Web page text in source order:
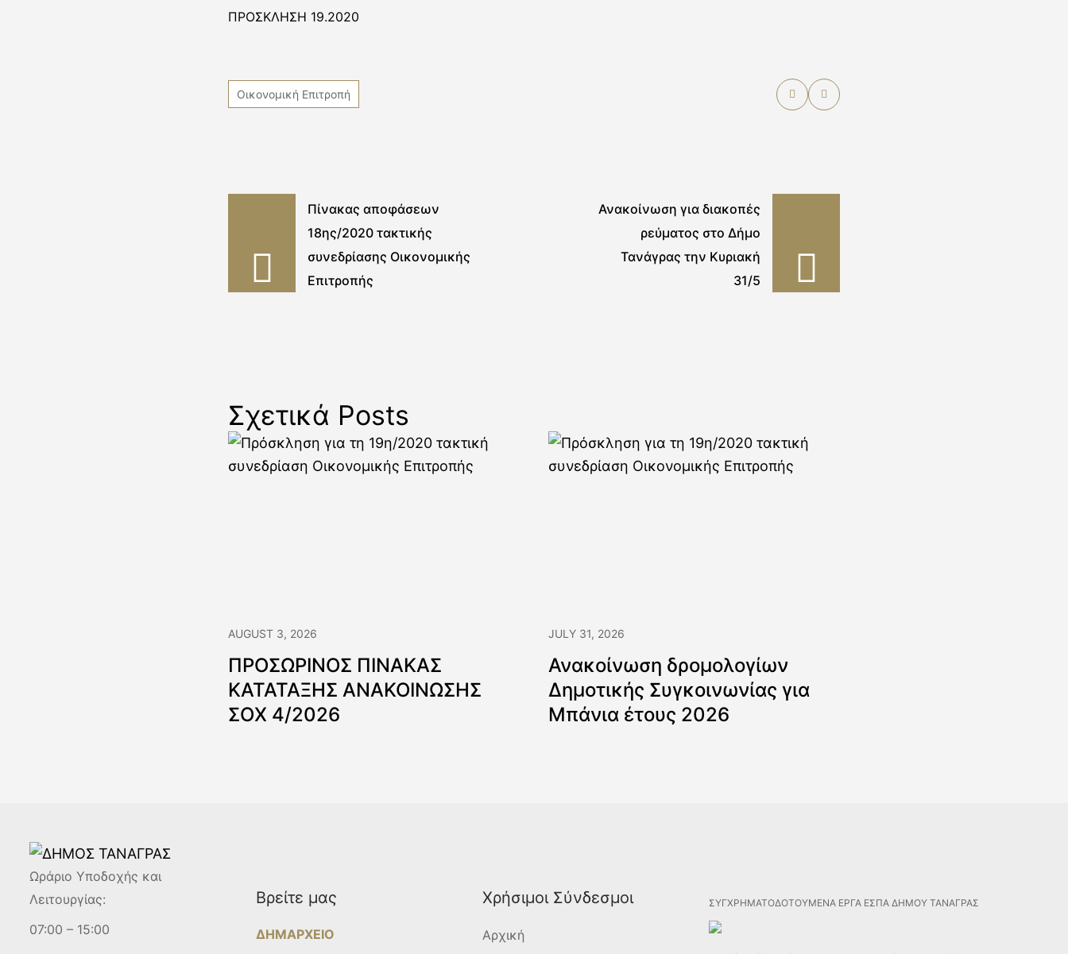
ΠΡΟΣΚΛΗΣΗ 19.2020
Οικονομική Επιτροπή
Πίνακας αποφάσεων
18ης/2020 τακτικής
συνεδρίασης Οικονομικής
Επιτροπής
Ανακοίνωση για διακοπές
ρεύματος στο Δήμο
Τανάγρας την Κυριακή
31/5
Σχετικά Posts
AUGUST 3, 2026
ΠΡΟΣΩΡΙΝΟΣ ΠΙΝΑΚΑΣ
ΚΑΤΑΤΑΞΗΣ ΑΝΑΚΟΙΝΩΣΗΣ
ΣΟΧ 4/2026
JULY 31, 2026
Ανακοίνωση δρομολογίων
Δημοτικής Συγκοινωνίας για
Μπάνια έτους 2026
Ωράριο Υποδοχής και
Λειτουργίας:
07:00 – 15:00
Βρείτε μας
ΔΗΜΑΡΧΕΙΟ
Χρήσιμοι Σύνδεσμοι
Αρχική
ΣΥΓΧΡΗΜΑΤΟΔΟΤΟΥΜΕΝΑ ΕΡΓΑ ΕΣΠΑ ΔΗΜΟΥ ΤΑΝΑΓΡΑΣ